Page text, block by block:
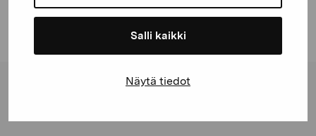
Salli kaikki
Näytä tiedot
Linkedin